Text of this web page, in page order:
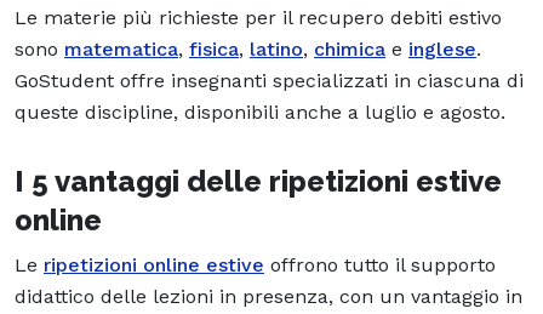
Le materie più richieste per il recupero debiti estivo
sono matematica, fisica, latino, chimica e inglese.
GoStudent offre insegnanti specializzati in ciascuna di
queste discipline, disponibili anche a luglio e agosto.
I 5 vantaggi delle ripetizioni estive
online
Le ripetizioni online estive offrono tutto il supporto
didattico delle lezioni in presenza, con un vantaggio in